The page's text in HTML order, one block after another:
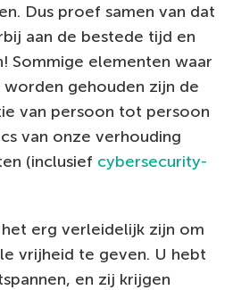
Dus proef samen van dat
aan de bestede tijd en
Sommige elementen waar
gehouden zijn de
van persoon tot persoon
van onze verhouding
(inclusief cybersecurity-
erg verleidelijk zijn om
vrijheid te geven. U hebt
en zij krijgen